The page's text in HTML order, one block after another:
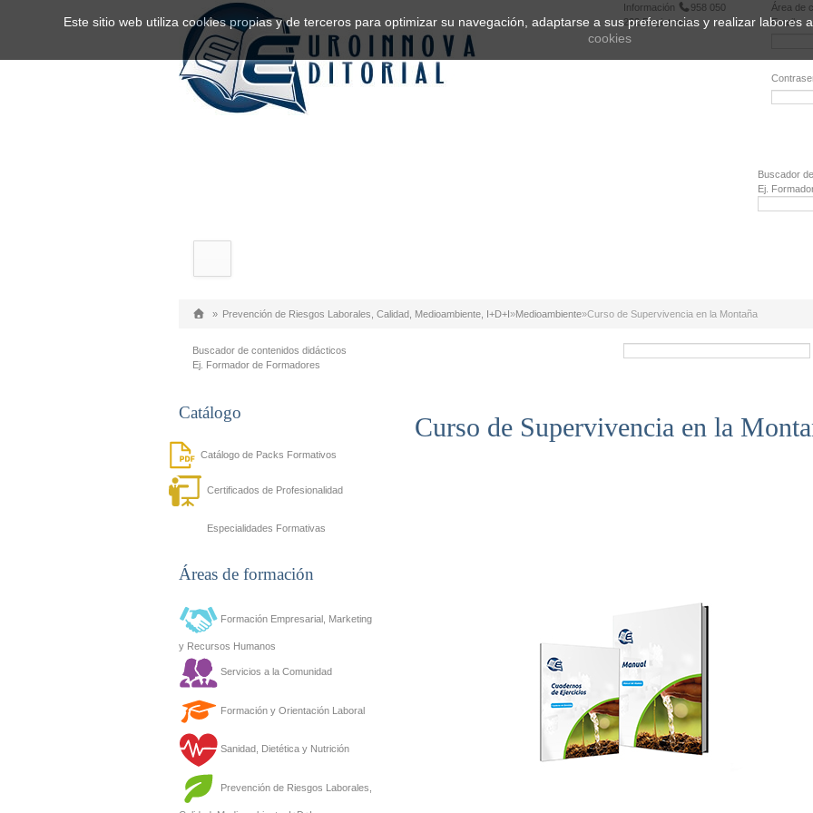
Información
958 050
222 Registrarse
Área de
Email:
Buscador
Ej.
» Prevención de Riesgos Laborales, Calidad, Medioambiente, I+D+I»Medioambiente»Curso de Supervivencia en la Montaña
Buscador de contenidos didácticos
Ej. Formador de Formadores
Catálogo
Catálogo de Packs Formativos
Certificados de Profesionalidad
Especialidades Formativas
Áreas de formación
Formación Empresarial, Marketing
y Recursos Humanos
Servicios a la Comunidad
Formación y Orientación Laboral
Sanidad, Dietética y Nutrición
Prevención de Riesgos Laborales,
Curso de Supervivencia en la
Este sitio web utiliza cookies propias y de terceros para optimizar su navegación, adaptarse a sus preferencias y realizar
cookies